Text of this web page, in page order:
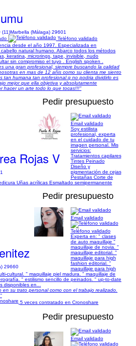
(11)Marbella (Málaga) 29601
Teléfono validado
desde el año 1997. Especializada en
natural humano. Abarco todos los métodos
keratina, microrings, tape, invisible, nudo
sin compromiso el tuyo . English spoken .
una gran profesional, siempre buscando la calidad
en mas de 12 añis como su clienta me siento
tan humana tan profesional q no podria dividirlo es
mejor que ella objetiva y absolutamente
hacer un arte todo lo que tocas!!!"
Pedir presupuesto
Rojas V
Email validado
Soy estilista
profesional, experta
en el cuidado de tu
imagen personal. Mis
servicios:
Tratamientos capilares
Tintes Peinado
Diseño y
pigmentación de cejas
Pestañas Corte de
Uñas acrílicas Esmaltado semipermanente
Pedir presupuesto
29660
Email validado
Teléfono validado
Experta en: " clases
de auto maquillaje "
maquillaje de novia. "
maquillaje editorial. "
maquillaje para high
fashion editorial. "
maquillaje para high
cultural. " maquillaje piel madura. " maquillaje de
" estilismo sencillo de peinados. " up-to-date
disponibles en...
en su trato personal como con el trabajo realizado.
5 veces contratado en Cronoshare
Pedir presupuesto
Email validado